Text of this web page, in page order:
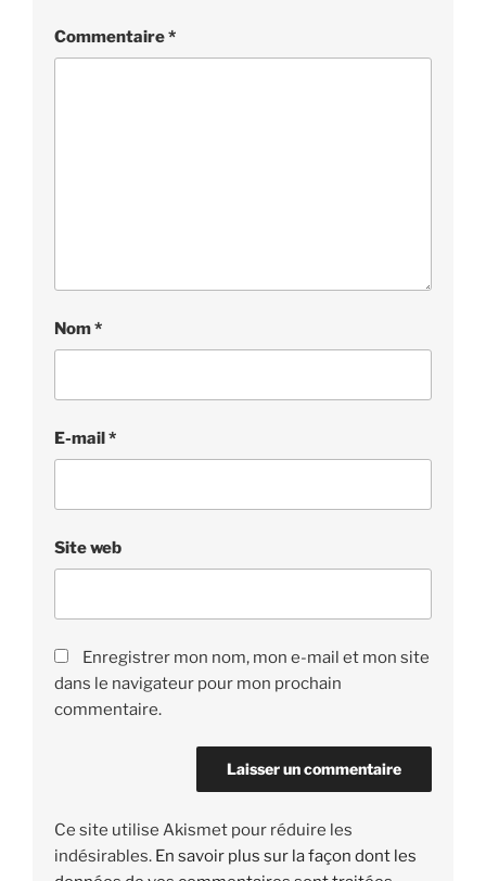
Commentaire*
Nom*
E-mail*
Site web
Enregistrer mon nom, mon e-mail et mon site
dans le navigateur pour mon prochain
commentaire.
Ce site utilise Akismet pour réduire les
indésirables. En savoir plus sur la façon dont les